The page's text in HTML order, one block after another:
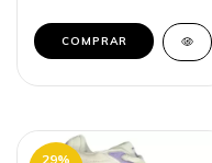
COMPRAR
29%